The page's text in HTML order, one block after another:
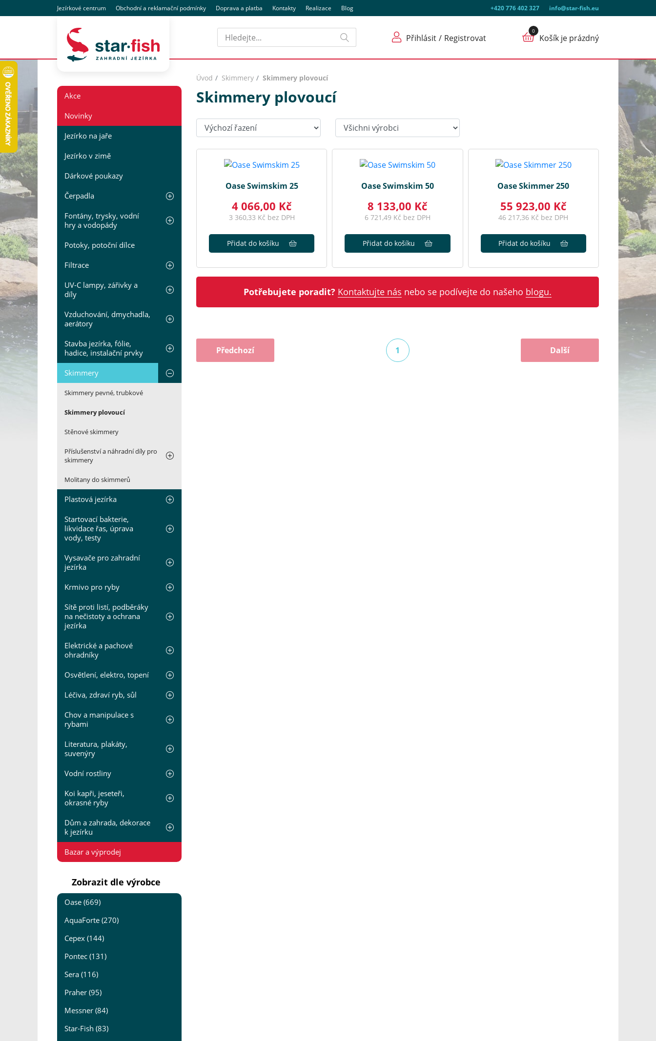
+420 776 402 327 info@star-fish.eu
Jezírkové centrum Obchodnía reklamační podmínky Doprava a platba Kontakty Realizace Blog
Hledat
Přihlásit Registrovat Košík je prázdný
Akce
Novinky
Jezírko na jaře
Jezírko v zimě
Dárkové poukazy
Čerpadla
Fontány, trysky, vodní
hry a vodopády
Potoky, potoční dílce
Filtrace
UV-C lampy, zářivky a
díly
Vzduchování, dmychadla,
aerátory
Stavba jezírka, fólie,
hadice, instalační prvky
Skimmery
Skimmery pevné, trubkové
Skimmery plovoucí
Stěnové skimmery
Příslušenství a náhradní díly pro
skimmery
Molitany do skimmerů
Plastová jezírka
Startovací bakterie,
likvidace řas, úprava
vody, testy
Vysavače pro zahradní
jezírka
Krmivo pro ryby
Sítě proti listí, podběráky
na nečistoty a ochrana
jezírka
Elektrické a pachové
ohradníky
Osvětlení, elektro, topení
Léčiva, zdraví ryb, sůl
Chov a manipulace s
rybami
Literatura, plakáty,
suvenýry
Vodní rostliny
Koi kapři, jeseteři,
okrasné ryby
Dům a zahrada, dekorace
k jezírku
Bazar a výprodej
Zobrazit dle výrobce
Oase (669)
AquaForte (270)
Cepex (144)
Pontec (131)
Sera (116)
Praher (95)
Messner (84)
Star-Fish (83)
Úvod Skimmery Skimmery plovoucí
Skimmery plovoucí
Seřadit: Výrobci:
Oase Swimskim 25
4 066,00 Kč
3 360,33 Kč bez DPH
Přidat do košíku
Oase Swimskim 50
8 133,00 Kč
6 721,49 Kč bez DPH
Přidat do košíku
Oase Skimmer 250
55 923,00 Kč
46 217,36 Kč bez DPH
Přidat do košíku
Potřebujete poradit? Kontaktujte nás nebo se podívejte do našeho blogu.
Předchozí 1(aktuální) Další